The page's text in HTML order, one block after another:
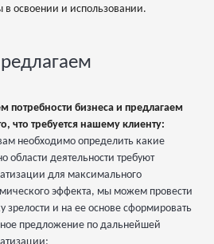
в освоении и использовании.
потребности бизнеса и предлагаем
что требуется нашему клиенту:
необходимо определить какие
области деятельности требуют
для максимального
эффекта, мы можем провести
зрелости и на ее основе сформировать
предложение по дальнейшей